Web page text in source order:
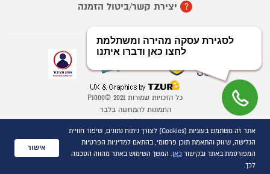
? יצירת קשר/ביטול הזמנה
כל הזכויות שמורות P1000© 2021
התמונות להמחשה בלבד
ט.ל.ח.
אתר זה משתמש בעוגיות (Cookies) לצורך ניתוח נתונים, שיפור חוויית
הגלישה, שיווק והתאמת תוכן פרסומי, בהתאם למדיניות הפרטיות
המפורסמת באתר ובקישור כאן. המשך השימוש באתר מהווה הסכמה
לכך.
אישור